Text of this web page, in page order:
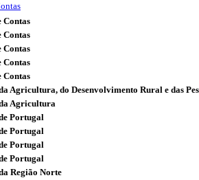
Agricultura, do Desenvolvimento Rural e das
Agricultura
Portugal
Portugal
Portugal
Portugal
Região Norte